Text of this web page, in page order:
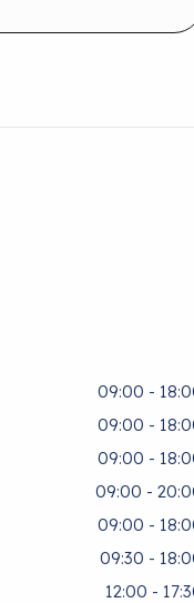
09:00 -
09:00 -
09:00 -
09:00 -
09:00 -
09:30 -
12:00 -